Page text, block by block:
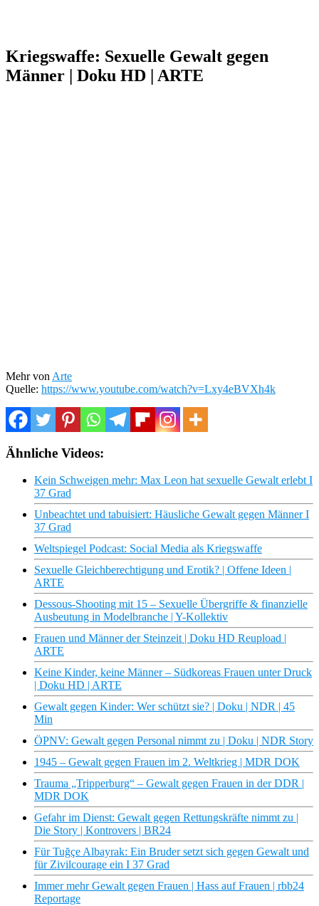
Kriegswaffe: Sexuelle Gewalt gegen
Männer | Doku HD | ARTE
Mehr von Arte
Quelle: https://www.youtube.com/watch?v=Lxy4eBVXh4k
Ähnliche Videos:
Kein Schweigen mehr: Max Leon hat sexuelle Gewalt erlebt I
37 Grad
Unbeachtet und tabuisiert: Häusliche Gewalt gegen Männer I
37 Grad
Weltspiegel Podcast: Social Media als Kriegswaffe
Sexuelle Gleichberechtigung und Erotik? | Offene Ideen |
ARTE
Dessous-Shooting mit 15 – Sexuelle Übergriffe & finanzielle
Ausbeutung in Modelbranche | Y-Kollektiv
Frauen und Männer der Steinzeit | Doku HD Reupload |
ARTE
Keine Kinder, keine Männer – Südkoreas Frauen unter Druck
| Doku HD | ARTE
Gewalt gegen Kinder: Wer schützt sie? | Doku | NDR | 45
Min
ÖPNV: Gewalt gegen Personal nimmt zu | Doku | NDR Story
1945 – Gewalt gegen Frauen im 2. Weltkrieg | MDR DOK
Trauma „Tripperburg“ – Gewalt gegen Frauen in der DDR |
MDR DOK
Gefahr im Dienst: Gewalt gegen Rettungskräfte nimmt zu |
Die Story | Kontrovers | BR24
Für Tuğçe Albayrak: Ein Bruder setzt sich gegen Gewalt und
für Zivilcourage ein I 37 Grad
Immer mehr Gewalt gegen Frauen | Hass auf Frauen | rbb24
Reportage